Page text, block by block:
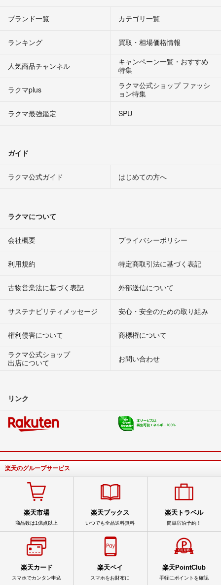
ブランド一覧 カテゴリ一覧
ランキング 買取・相場価格情報
人気商品チャンネル
キャンペーン一覧・おすすめ
特集
ラクマplus
ラクマ公式ショップ ファッシ
ョン特集
ラクマ最強鑑定
SPU
ガイド
ラクマ公式ガイド はじめての方へ
ラクマについて
会社概要 プライバシーポリシー
利用規約 特定商取引法に基づく表記
古物営業法に基づく表記 外部送信について
サステナビリティメッセージ 安心・安全のための取り組み
権利侵害について
商標権について
ラクマ公式ショップ
出店について
お問い合わせ
リンク
楽天のグループサービス
楽天市場
商品数は1億点以上
楽天ブックス
いつでも全品送料無料
楽天トラベル
簡単宿泊予約！
楽天カード
スマホでカンタン申込
楽天ペイ
スマホをお財布に
楽天PointClub
手軽にポイントを確認